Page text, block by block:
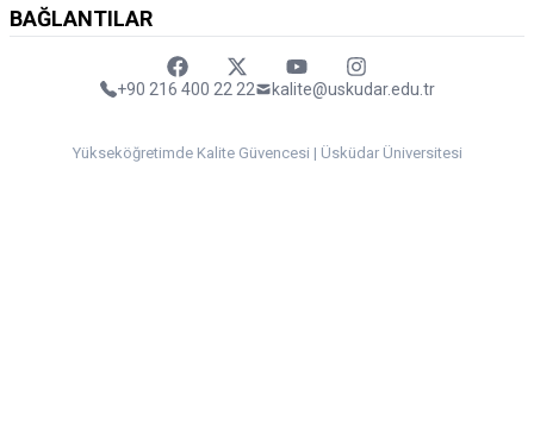
BAĞLANTILAR
FaceebokTwitterYoutubeInstagram
+90 216 400 22 22 kalite@uskudar.edu.tr
Yükseköğretimde Kalite Güvencesi | Üsküdar Üniversitesi